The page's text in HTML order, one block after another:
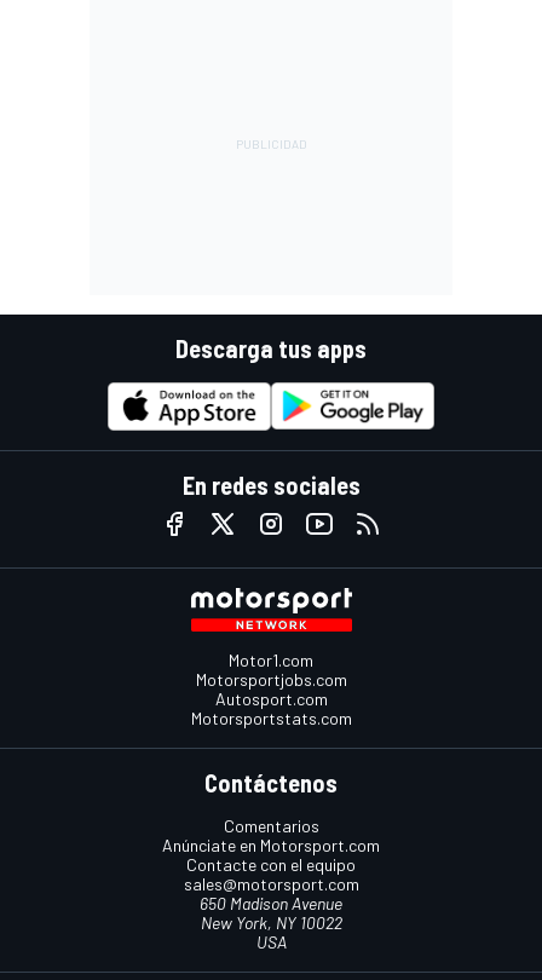
Descarga tus apps
En redes sociales
Motor1.com
Motorsportjobs.com
Autosport.com
Motorsportstats.com
Contáctenos
Comentarios
Anúnciate en Motorsport.com
Contacte con el equipo
sales@motorsport.com
650 Madison Avenue
New York, NY 10022
USA